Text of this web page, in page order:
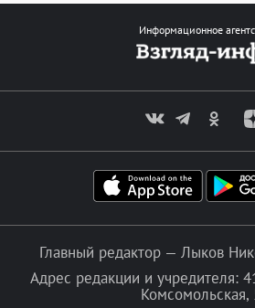
Информационное
Главный редактор — Лыков
Адрес редакции и учредителя:
Комсомольская,